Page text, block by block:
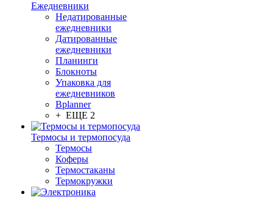
Ежедневники
Недатированные
ежедневники
Датированные
ежедневники
Планинги
Блокноты
Упаковка для
ежедневников
Bplanner
+ ЕЩЕ 2
Термосы и термопосуда
Термосы
Коферы
Термостаканы
Термокружки